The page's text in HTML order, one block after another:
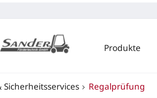
Produkte
Sicherheitsservices Regalprüfung